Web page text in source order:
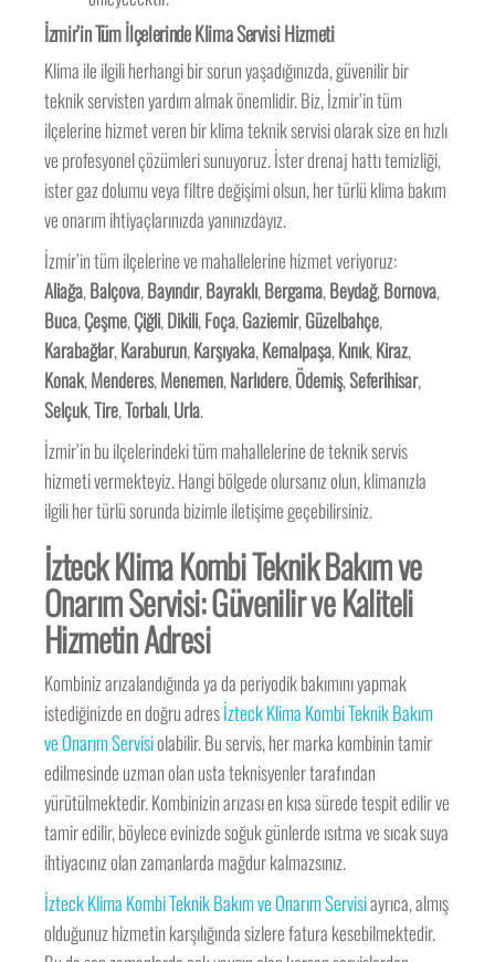
İzmir’in Tüm İlçelerinde Klima Servisi Hizmeti
Klima ile ilgili herhangi bir sorun yaşadığınızda, güvenilir bir
teknik servisten yardım almak önemlidir. Biz, İzmir’in tüm
ilçelerine hizmet veren bir klima teknik servisi olarak size en hızlı
ve profesyonel çözümleri sunuyoruz. İster drenaj hattı temizliği,
ister gaz dolumu veya filtre değişimi olsun, her türlü klima bakım
ve onarım ihtiyaçlarınızda yanınızdayız.
İzmir’in tüm ilçelerine ve mahallelerine hizmet veriyoruz:
Aliağa,Balçova,Bayındır,Bayraklı,Bergama,Beydağ,Bornova,
Buca,Çeşme,Çiğli,Dikili,Foça,Gaziemir,Güzelbahçe,
Karabağlar,Karaburun,Karşıyaka,Kemalpaşa,Kınık,Kiraz,
Konak,Menderes,Menemen,Narlıdere,Ödemiş,Seferihisar,
Selçuk,Tire,Torbalı,Urla.
İzmir’in bu ilçelerindeki tüm mahallelerine de teknik servis
hizmeti vermekteyiz. Hangi bölgede olursanız olun, klimanızla
ilgili her türlü sorunda bizimle iletişime geçebilirsiniz.
İzteck Klima Kombi Teknik Bakım ve
Onarım Servisi: Güvenilir ve Kaliteli
Hizmetin Adresi
Kombiniz arızalandığında ya da periyodik bakımını yapmak
istediğinizde en doğru adresİzteck Klima Kombi Teknik Bakım
ve Onarım Servisiolabilir. Bu servis, her marka kombinin tamir
edilmesinde uzman olan usta teknisyenler tarafından
yürütülmektedir. Kombinizin arızası en kısa sürede tespit edilir ve
tamir edilir, böylece evinizde soğuk günlerde ısıtma ve sıcak suya
ihtiyacınız olan zamanlarda mağdur kalmazsınız.
İzteck Klima Kombi Teknik Bakım ve Onarım Servisiayrıca, almış
olduğunuz hizmetin karşılığında sizlere fatura kesebilmektedir.